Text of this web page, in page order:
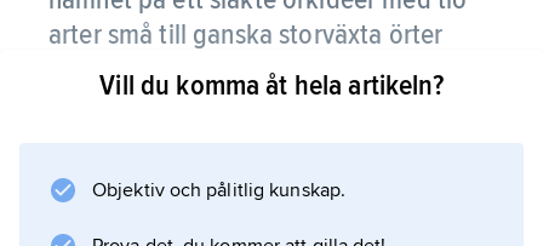
arter små till ganska storväxta örter
hemmahörande i nordöstra
Nordamerika och de tempererade
De har två grunt flikiga rotknölar, och stjälken
Vill du komma åt hela artikeln?
Objektiv och pålitlig kunskap.